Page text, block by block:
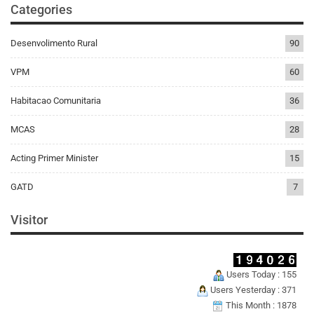
Categories
Desenvolimento Rural 90
VPM 60
Habitacao Comunitaria 36
MCAS 28
Acting Primer Minister 15
GATD 7
Visitor
Users Today : 155
Users Yesterday : 371
This Month : 1878